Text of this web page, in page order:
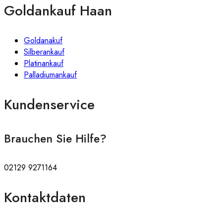
Goldankauf Haan
Goldanakuf
Silberankauf
Platinankauf
Palladiumankauf
Kundenservice
Brauchen Sie Hilfe?
02129 9271164
Kontaktdaten